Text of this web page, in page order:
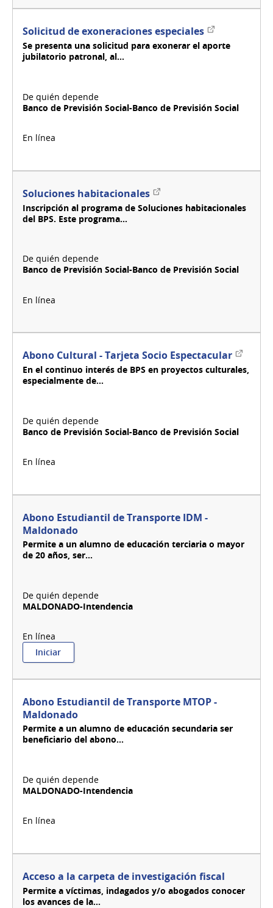
de
fecha
de
vencimiento
factura
-
OSE
Solicitud de exoneraciones especialesEnlace
externo
Se presenta una solicitud para exonerar el aporte
jubilatorio patronal, al...
Banco de Previsión Social-Banco de Previsión Social
Soluciones habitacionalesEnlace
externo
Inscripción al programa de Soluciones habitacionales
del BPS. Este programa...
Banco de Previsión Social-Banco de Previsión Social
Abono Cultural - Tarjeta Socio EspectacularEnlace
externo
En el continuo interés de BPS en proyectos culturales,
especialmente de...
Banco de Previsión Social-Banco de Previsión Social
Abono Estudiantil de Transporte IDM -
Maldonado
Permite a un alumno de educación terciaria o mayor
de 20 años, ser...
MALDONADO-Intendencia
Iniciar:
Abono
Transporte
IDM
-
Maldonado
Abono Estudiantil de Transporte MTOP -
Maldonado
Permite a un alumno de educación secundaria ser
beneficiario del abono...
MALDONADO-Intendencia
Acceso a la carpeta de investigación fiscal
Permite a víctimas, indagados y/o abogados conocer
los avances de la...